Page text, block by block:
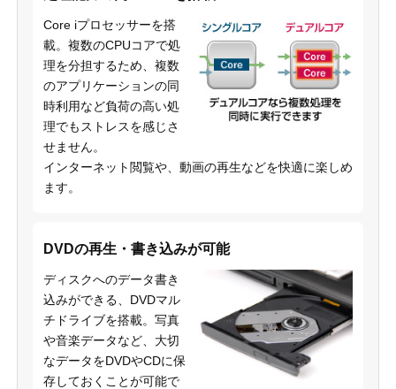
Core iプロセッサーを搭
載。複数のCPUコアで処
理を分担するため、複数
のアプリケーションの同
時利用など負荷の高い処
理でもストレスを感じさ
せません。
インターネット閲覧や、動画の再生などを快適に楽しめ
ます。
DVDの再生・書き込みが可能
ディスクへのデータ書き
込みができる、DVDマル
チドライブを搭載。写真
や音楽データなど、大切
なデータをDVDやCDに保
存しておくことが可能で